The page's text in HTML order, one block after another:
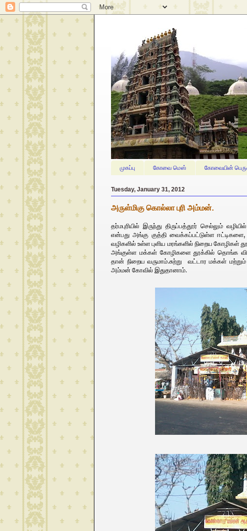
முகப்பு கோவை மெஸ் கோவையின்
Tuesday, January 31, 2012
அருள்மிகு கொல்லா புரி அம்மன்.
தர்மபுரியில் இருந்து திருப்பத்தூர் செல்லும்
என்பது அங்கு குத்தி வைக்கப்பட்டுள்ள
வழிகளில் உள்ள புளிய மரங்களில் நிறைய
அங்குள்ள மக்கள் கோழிகளை தூக்கில் தொங்க
தான் நிறைய வருமாம்.சுற்று வட்டார மக்கள்
அம்மன் கோவில் இதுதானாம்.